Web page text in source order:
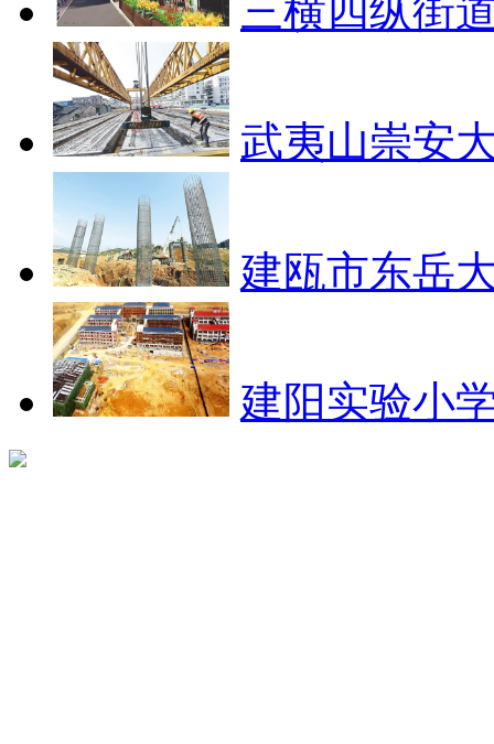
三横四纵街
武夷山崇安
建瓯市东岳
建阳实验小